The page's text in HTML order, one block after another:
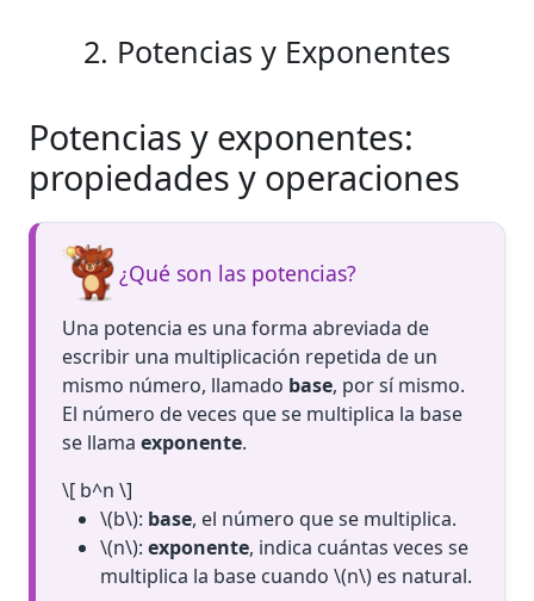
2. Potencias y Exponentes
Potencias y exponentes:
propiedades y operaciones
¿Qué son las potencias?
Una potencia es una forma abreviada de
escribir una multiplicación repetida de un
mismo número, llamado base, por sí mismo.
El número de veces que se multiplica la base
se llama exponente.
\[ b^n \]
\(b\): base, el número que se multiplica.
\(n\): exponente, indica cuántas veces se
multiplica la base cuando \(n\) es natural.